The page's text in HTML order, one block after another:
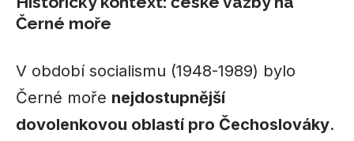
Černé moře
V období socialismu (1948-1989) bylo
Černé moře nejdostupnější
dovolenkovou oblastí pro Čechoslováky.